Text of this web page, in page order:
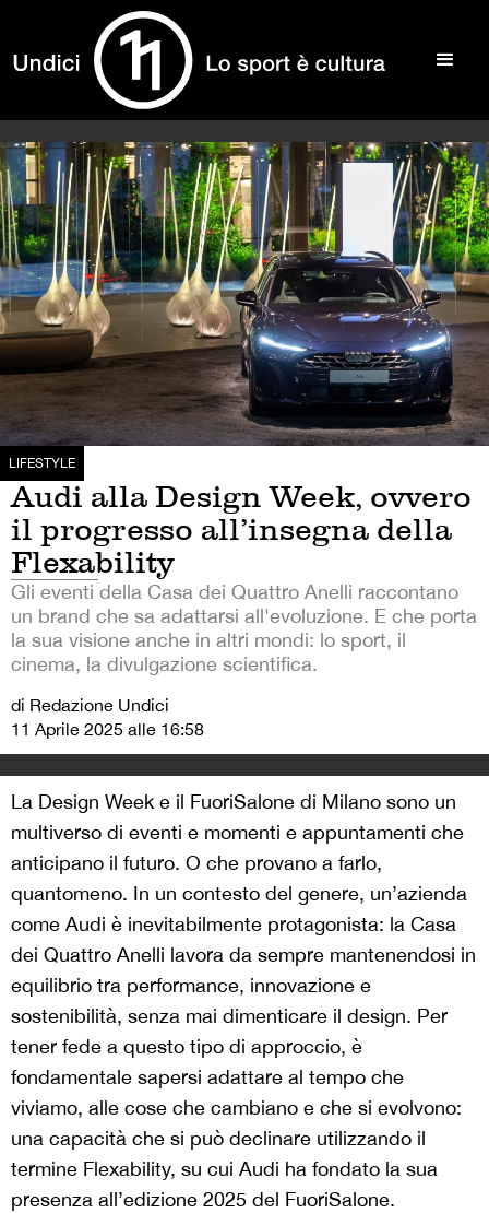
LIFESTYLE
Audi alla Design Week, ovvero
il progresso all’insegna della
Flexability
Gli eventi della Casa dei Quattro Anelli raccontano
un brand che sa adattarsi all'evoluzione. E che porta
la sua visione anche in altri mondi: lo sport, il
cinema, la divulgazione scientifica.
di Redazione Undici
11 Aprile 2025 alle 16:58
La Design Week e il FuoriSalone di Milano sono un
multiverso di eventi e momenti e appuntamenti che
anticipano il futuro. O che provano a farlo,
quantomeno. In un contesto del genere, un’azienda
come Audi è inevitabilmente protagonista: la Casa
dei Quattro Anelli lavora da sempre mantenendosi in
equilibrio tra performance, innovazione e
sostenibilità, senza mai dimenticare il design. Per
tener fede a questo tipo di approccio, è
fondamentale sapersi adattare al tempo che
viviamo, alle cose che cambiano e che si evolvono:
una capacità che si può declinare utilizzando il
termine Flexability, su cui Audi ha fondato la sua
presenza all’edizione 2025 del FuoriSalone.